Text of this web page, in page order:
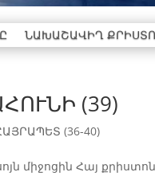
ՆԱԽԱՇԱՎԻՂ
(39)
(36-40)
միջոցին Հայ